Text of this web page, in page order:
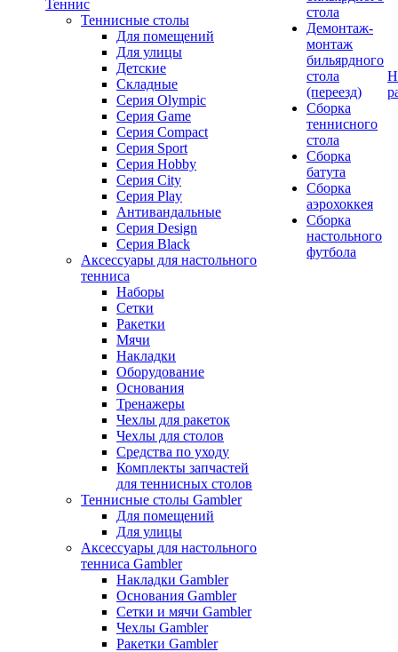
Теннис
Теннисные столы
Для помещений
Для улицы
Детские
Складные
Серия Olympic
Серия Game
Серия Compact
Серия Sport
Серия Hobby
Серия City
Серия Play
Антивандальные
Серия Design
Серия Black
Аксессуары для настольного
тенниса
Наборы
Сетки
Ракетки
Мячи
Накладки
Оборудование
Основания
Тренажеры
Чехлы для ракеток
Чехлы для столов
Средства по уходу
Комплекты запчастей
для теннисных столов
Теннисные столы Gambler
Для помещений
Для улицы
Аксессуары для настольного
тенниса Gambler
Накладки Gambler
Основания Gambler
Сетки и мячи Gambler
Чехлы Gambler
Ракетки Gambler
стола
Демонтаж-
монтаж
бильярдного
стола
(переезд)
Сборка
теннисного
стола
Сборка
батута
Сборка
аэрохоккея
Сборка
настольного
футбола